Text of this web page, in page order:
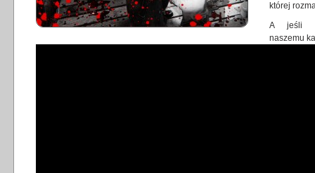
której
A jeśli
naszemu